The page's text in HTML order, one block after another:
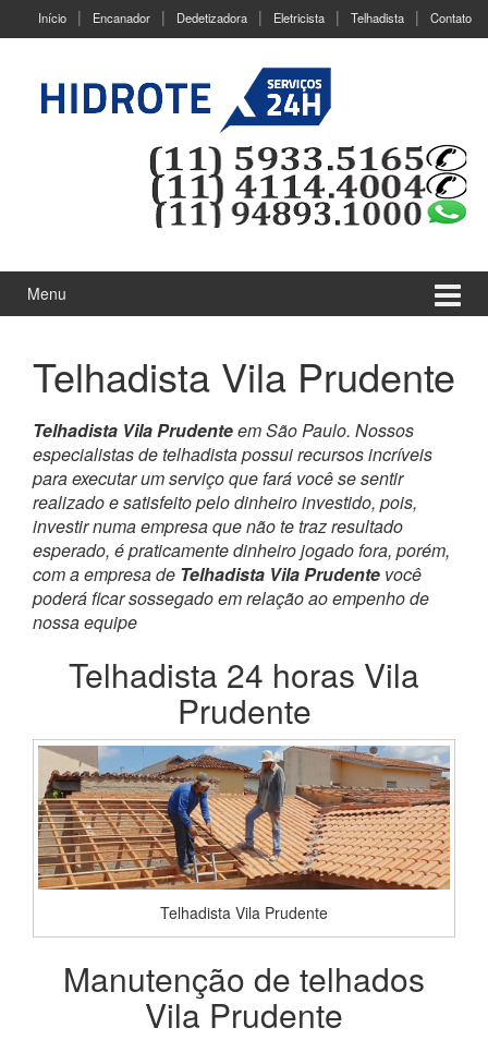
Início Encanador Dedetizadora Eletricista Telhadista Contato
Menu
Telhadista Vila Prudente
Telhadista Vila Prudenteem São Paulo. Nossos
especialistas de telhadista possui recursos incríveis
para executar um serviço que fará você se sentir
realizado e satisfeito pelo dinheiro investido, pois,
investir numa empresa que não te traz resultado
esperado, é praticamente dinheiro jogado fora, porém,
com a empresa de Telhadista Vila Prudente você
poderá ficar sossegado em relação ao empenho de
nossa equipe
Telhadista 24 horas Vila
Prudente
Telhadista Vila Prudente
Manutenção de telhados
Vila Prudente